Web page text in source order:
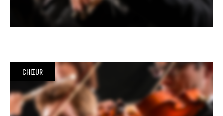
CHŒUR